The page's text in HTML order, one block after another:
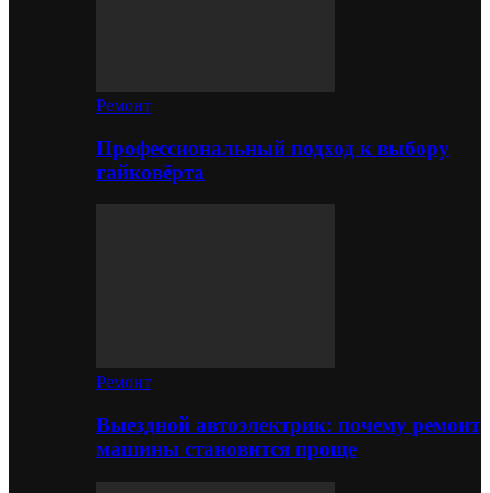
Ремонт
Профессиональный подход к выбору
гайковёрта
Ремонт
Выездной автоэлектрик: почему ремонт
машины становится проще